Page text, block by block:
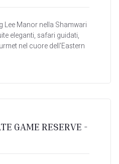
Lee Manor nella Shamwari
eleganti, safari guidati,
nel cuore dell'Eastern
GAME RESERVE -